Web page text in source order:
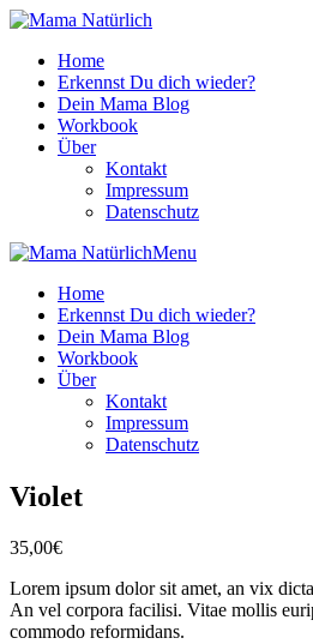
Home
Erkennst Du dich wieder?
Dein Mama Blog
Workbook
Über
Kontakt
Impressum
Datenschutz
Menu
Home
Erkennst Du dich wieder?
Dein Mama Blog
Workbook
Über
Kontakt
Impressum
Datenschutz
Violet
35,00€
Lorem ipsum dolor sit amet, an vix
An vel corpora facilisi. Vitae mollis
commodo reformidans.